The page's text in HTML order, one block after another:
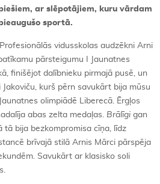
ar slēpotājiem, kuru vārdam
sportā.
vidusskolas audzēkni Arni
pārsteigumu I Jaunatnes
finišējot dalībnieku pirmajā pusē, un
kurš pērn savukārt bija mūsu
olimpiādē Liberecā. Ērgļos
abas zelta medaļas. Brālīgi gan
tā bija bezkompromisa cīņa, līdz
brīvajā stilā Arnis Mārci pārspēja
Savukārt ar klasisko soli